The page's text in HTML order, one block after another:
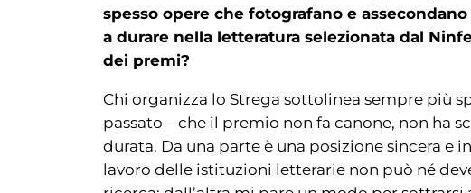
spesso opere che fotografano e
a durare nella letteratura selezionata dal
dei premi?
Chi organizza lo Strega sottolinea sempre più
passato – che il premio non fa canone, non ha
durata. Da una parte è una posizione sincera e
lavoro delle istituzioni letterarie non può né